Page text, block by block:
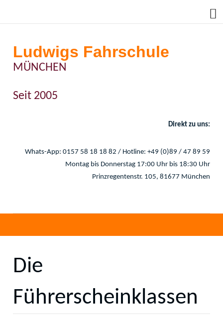
Ludwigs Fahrschule
MÜNCHEN
Seit 2005
Direkt zu uns:
Whats-App: 0157 58 18 18 82 / Hotline: +49 (0)89 / 47 89 59
Montag bis Donnerstag 17:00 Uhr bis 18:30 Uhr
Prinzregentenstr. 105, 81677 München
Die
Führerscheinklassen